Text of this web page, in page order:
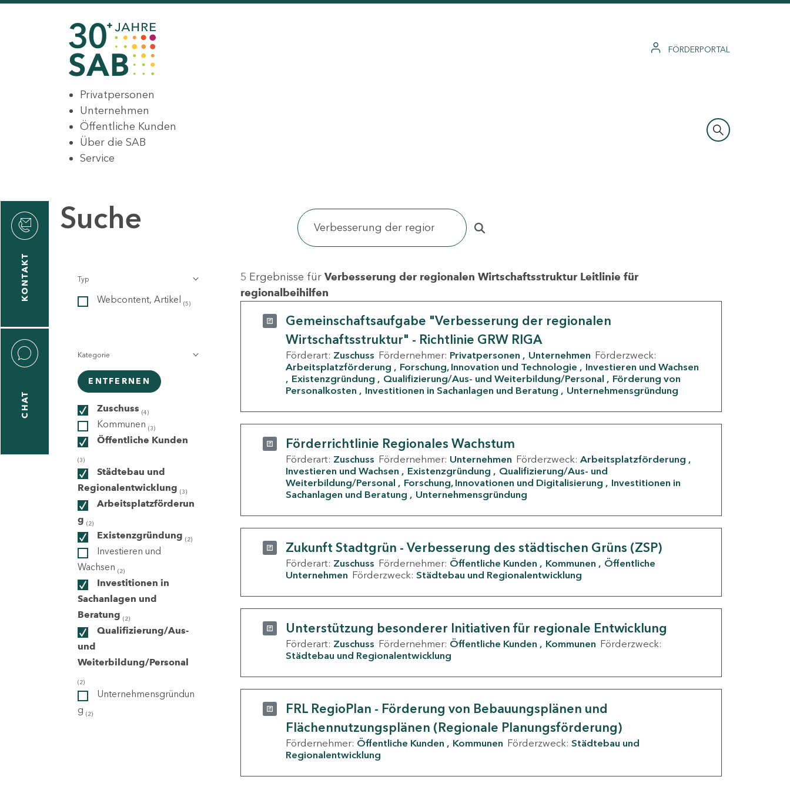
FÖRDERPORTAL
Privatpersonen
Unternehmen
Öffentliche Kunden
Über die SAB
Service
KONTAKT
CHAT
Suche
Typ
Webcontent, Artikel (5)
Kategorie
ENTFERNEN
Zuschuss (4)
Kommunen (3)
Öffentliche Kunden
(3)
Städtebau und
Regionalentwicklung (3)
Arbeitsplatzförderun
g (2)
Existenzgründung (2)
Investieren und
Wachsen (2)
Investitionen in
Sachanlagen und
Beratung (2)
Qualifizierung/Aus-
und
Weiterbildung/Personal
(2)
Unternehmensgründun
g (2)
5 Ergebnisse für Verbesserung der regionalen Wirtschaftsstruktur Leitlinie für
regionalbeihilfen
Gemeinschaftsaufgabe "Verbesserung der regionalen
Wirtschaftsstruktur" - Richtlinie GRW RIGA
Förderart: Zuschuss Fördernehmer: Privatpersonen Unternehmen Förderzweck:
Arbeitsplatzförderung
Forschung, Innovation und Technologie
Investieren und Wachsen
Existenzgründung
Qualifizierung/Aus- und Weiterbildung/Personal
Förderung von
Personalkosten
Investitionen in Sachanlagen und Beratung Unternehmensgründung
Förderrichtlinie Regionales Wachstum
Förderart: Zuschuss Fördernehmer: Unternehmen Förderzweck: Arbeitsplatzförderung
Investieren und Wachsen
Existenzgründung
Qualifizierung/Aus- und
Weiterbildung/Personal
Forschung, Innovationen und Digitalisierung
Investitionen in
Sachanlagen und Beratung
Unternehmensgründung
Zukunft Stadtgrün - Verbesserung des städtischen Grüns (ZSP)
Förderart: Zuschuss Fördernehmer: Öffentliche Kunden Kommunen
Öffentliche
Unternehmen Förderzweck: Städtebau und Regionalentwicklung
Unterstützung besonderer Initiativen für regionale Entwicklung
Förderart: Zuschuss Fördernehmer: Öffentliche Kunden Kommunen Förderzweck:
Städtebau und Regionalentwicklung
FRL RegioPlan - Förderung von Bebauungsplänen und
Flächennutzungsplänen (Regionale Planungsförderung)
Fördernehmer: Öffentliche Kunden Kommunen Förderzweck: Städtebau und
Regionalentwicklung